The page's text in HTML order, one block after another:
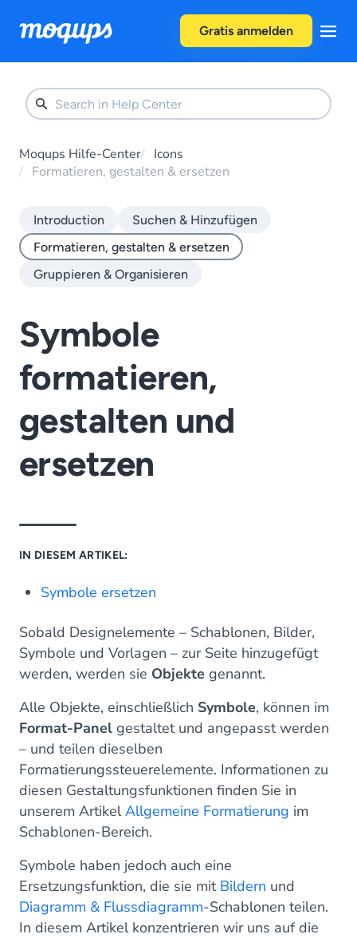
Gratis anmelden
Moqups Hilfe-Center
Icons
Formatieren, gestalten & ersetzen
Introduction
Suchen & Hinzufügen
Formatieren, gestalten & ersetzen
Gruppieren & Organisieren
Symbole
formatieren,
gestalten und
ersetzen
IN DIESEM ARTIKEL:
Symbole ersetzen
Sobald Designelemente – Schablonen, Bilder,
Symbole und Vorlagen – zur Seite hinzugefügt
werden, werden sie Objekte genannt.
Alle Objekte, einschließlich Symbole, können im
Format-Panel gestaltet und angepasst werden
– und teilen dieselben
Formatierungssteuerelemente. Informationen zu
diesen Gestaltungsfunktionen finden Sie in
unserem ArtikelAllgemeine Formatierung im
Schablonen-Bereich.
Symbole haben jedoch auch eine
Ersetzungsfunktion, die sie mit Bildern und
Diagramm & Flussdiagramm-Schablonen teilen.
In diesem Artikel konzentrieren wir uns auf die